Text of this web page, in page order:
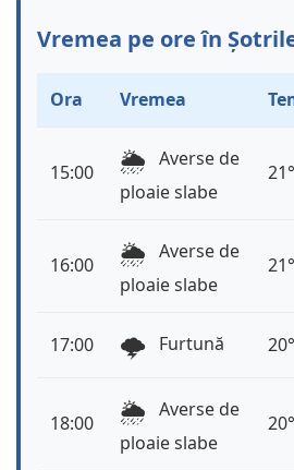
Vremea pe ore în
Ora Vremea
15:00 🌦️ Averse de
ploaie slabe
16:00 🌦️ Averse de
ploaie slabe
17:00 🌩️ Furtună
18:00 🌦️ Averse de
ploaie slabe